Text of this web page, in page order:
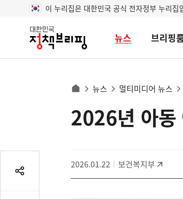
이 누리집은 대한민국 공식 전자정부 누리집
대
민
뉴스 브리핑
동
경
로
으
로
뉴스 멀티미디어 뉴스
영
역공
2026년 아동
2026.01.22 보건복지부